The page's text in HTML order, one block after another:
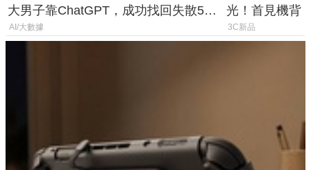
大男子靠ChatGPT，成功找回失散50
年家人
AI/大數據
光！首見機背
120 倍變焦挑
3C新品